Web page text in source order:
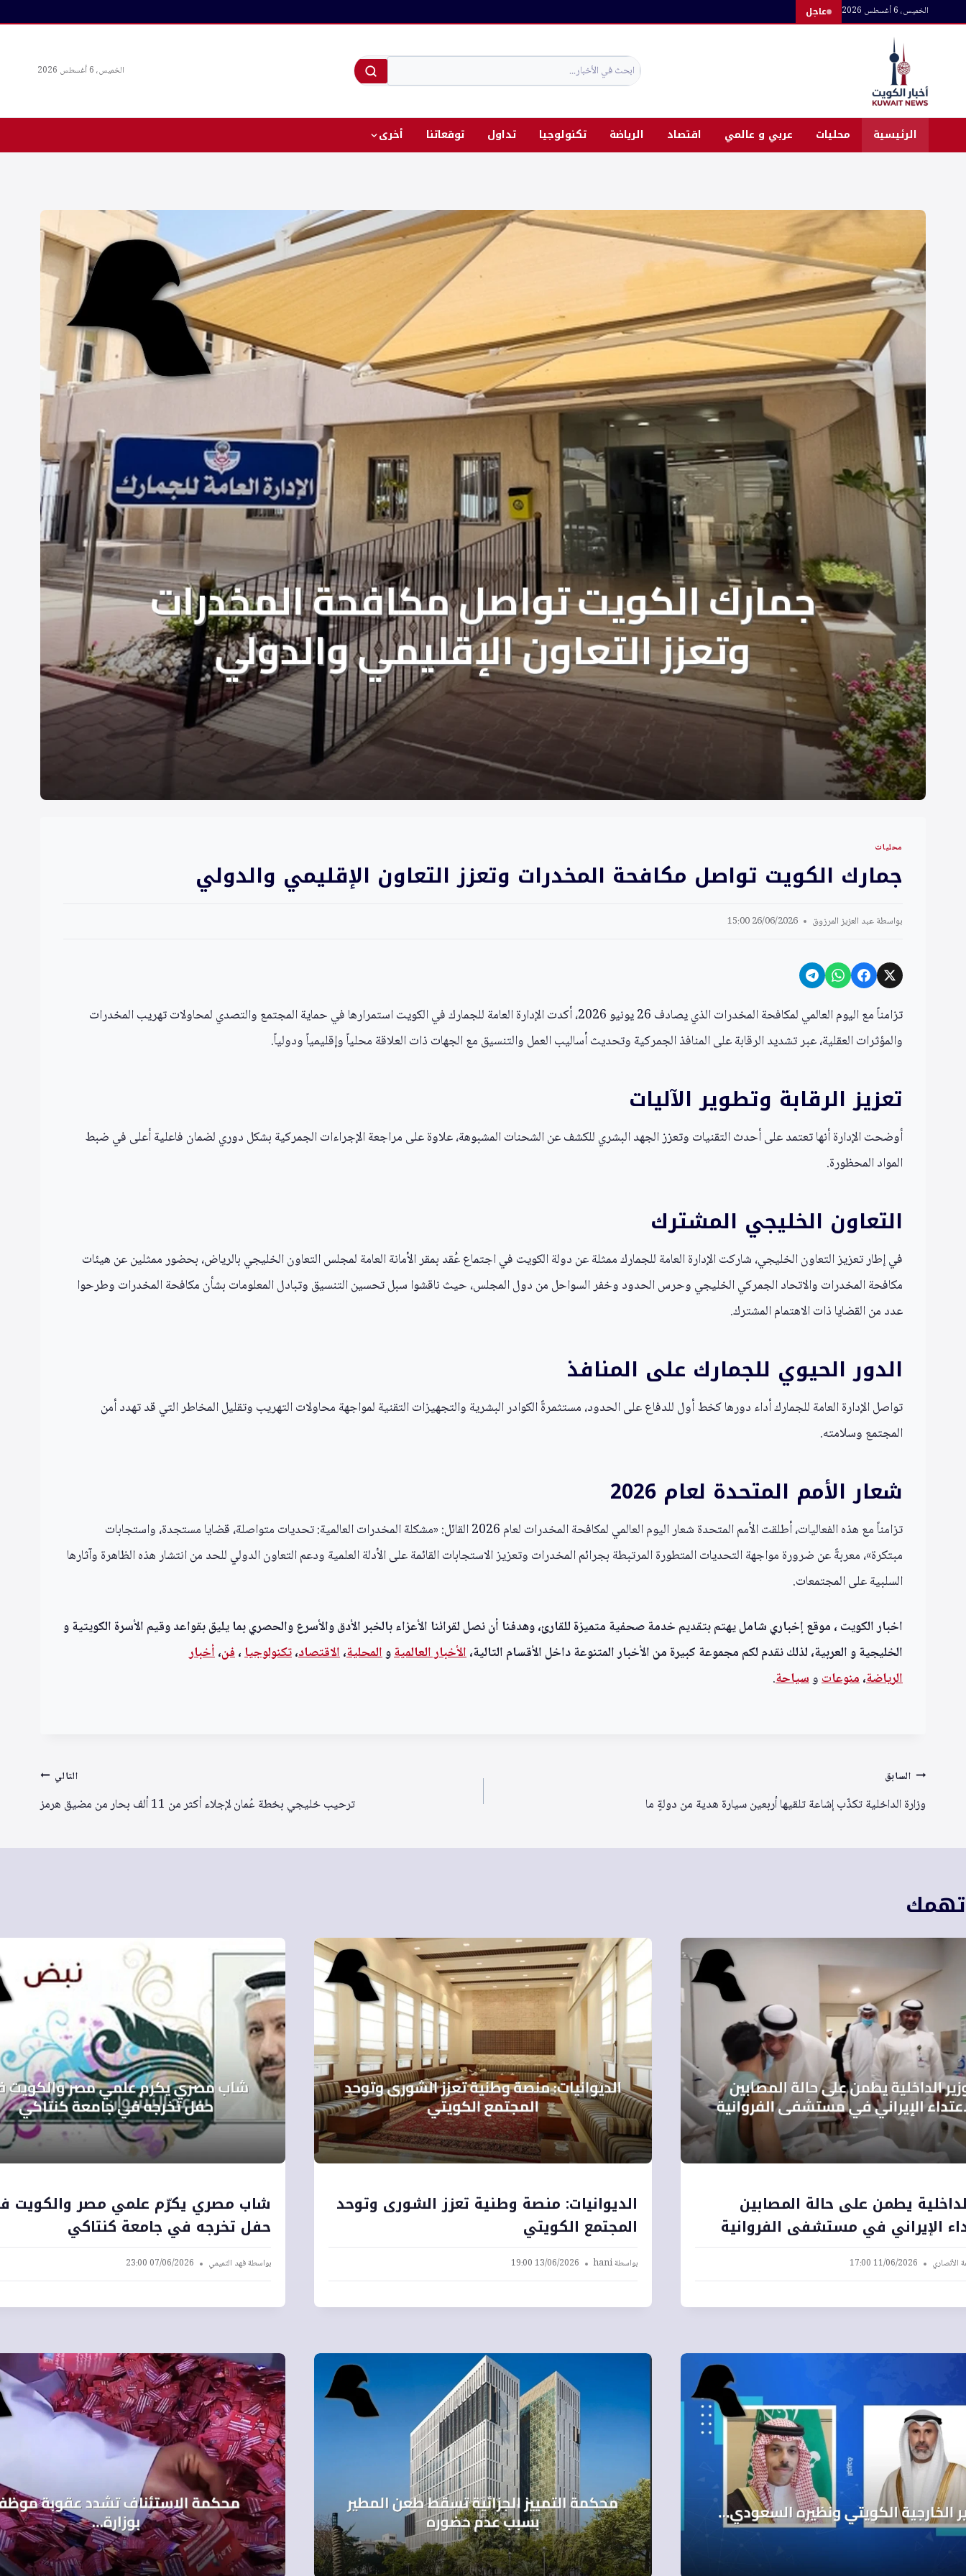
الخميس، 6 أغسطس 2026 عاجل
الخميس، 6 أغسطس 2026
الرئيسية محليات عربي و عالمي اقتصاد الرياضة تكنولوجيا تداول توقعاتنا أخرى
محليات
جمارك الكويت تواصل مكافحة المخدرات وتعزز التعاون الإقليمي والدولي
بواسطةعبد العزيز المرزوق 26/06/2026 15:00
تزامناً مع اليوم العالمي لمكافحة المخدرات الذي يصادف 26 يونيو 2026، أكدت الإدارة العامة للجمارك في الكويت استمرارها في حماية المجتمع والتصدي لمحاولات تهريب المخدرات
والمؤثرات العقلية، عبر تشديد الرقابة على المنافذ الجمركية وتحديث أساليب العمل والتنسيق مع الجهات ذات العلاقة محلياً وإقليمياً ودولياً.
تعزيز الرقابة وتطوير الآليات
أوضحت الإدارة أنها تعتمد على أحدث التقنيات وتعزز الجهد البشري للكشف عن الشحنات المشبوهة، علاوة على مراجعة الإجراءات الجمركية بشكل دوري لضمان فاعلية أعلى في ضبط
المواد المحظورة.
التعاون الخليجي المشترك
في إطار تعزيز التعاون الخليجي، شاركت الإدارة العامة للجمارك ممثلة عن دولة الكويت في اجتماع عُقد بمقر الأمانة العامة لمجلس التعاون الخليجي بالرياض، بحضور ممثلين عن هيئات
مكافحة المخدرات والاتحاد الجمركي الخليجي وحرس الحدود وخفر السواحل من دول المجلس، حيث ناقشوا سبل تحسين التنسيق وتبادل المعلومات بشأن مكافحة المخدرات وطرحوا
عدد من القضايا ذات الاهتمام المشترك.
الدور الحيوي للجمارك على المنافذ
تواصل الإدارة العامة للجمارك أداء دورها كخط أول للدفاع على الحدود، مستثمرةً الكوادر البشرية والتجهيزات التقنية لمواجهة محاولات التهريب وتقليل المخاطر التي قد تهدد أمن
المجتمع وسلامته.
شعار الأمم المتحدة لعام 2026
تزامناً مع هذه الفعاليات، أطلقت الأمم المتحدة شعار اليوم العالمي لمكافحة المخدرات لعام 2026 القائل: «مشكلة المخدرات العالمية: تحديات متواصلة، قضايا مستجدة، واستجابات
مبتكرة»، معربةً عن ضرورة مواجهة التحديات المتطورة المرتبطة بجرائم المخدرات وتعزيز الاستجابات القائمة على الأدلة العلمية ودعم التعاون الدولي للحد من انتشار هذه الظاهرة وآثارها
السلبية على المجتمعات.
اخبار الكويت ، موقع إخباري شامل يهتم بتقديم خدمة صحفية متميزة للقارئ، وهدفنا أن نصل لقرائنا الأعزاء بالخبر الأدق والأسرع والحصري بما يليق بقواعد وقيم الأسرة الكويتية و
الخليجية و العربية، لذلك نقدم لكم مجموعة كبيرة من الأخبار المتنوعة داخل الأقسام التالية،الأخبار العالميةوالمحلية،الاقتصاد،تكنولوجيا،فن،أخبار
الرياضة،منوعاتوسياحة.
تصفّح
المقالات
السابق
وزارة الداخلية تكذّب إشاعة تلقيها أربعين سيارة هدية من دولةٍ ما
التالي
ترحيب خليجي بخطة عُمان لإجلاء أكثر من 11 ألف بحار من مضيق هرمز
تهمك
يطمن على حالة المصابين
الإيراني في مستشفى الفروانية
الأنصاري 11/06/2026 17:00
الديوانيات: منصة وطنية تعزز الشورى وتوحد
المجتمع الكويتي
بواسطةhani
13/06/2026 19:00
شاب مصري يكرّم علمي مصر والكويت
حفل تخرجه في جامعة كنتاكي
بواسطةفهد التميمي 07/06/2026 23:00